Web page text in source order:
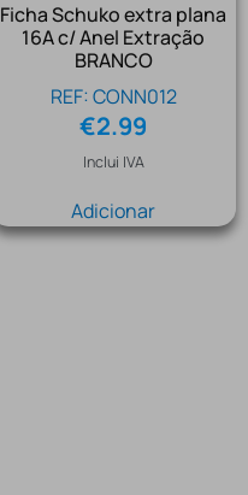
Ficha Schuko extra plana
16A c/ Anel Extração
BRANCO
REF: CONN012
€2.99
Inclui IVA
Adicionar